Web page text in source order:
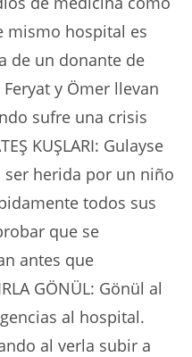
mismo hospital es
de un donante de
Feryat y Ömer llevan
sufre una crisis
KUŞLARI: Gulayse
herida por un niño
todos sus
que se
antes que
GÖNÜL: Gönül al
al hospital.
al verla subir a